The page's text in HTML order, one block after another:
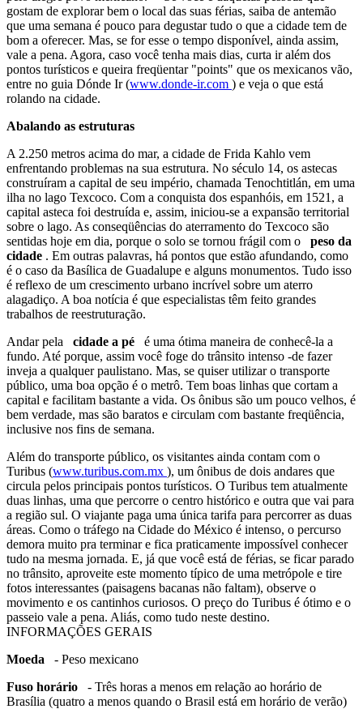
gostam de explorar bem o local das suas férias, saiba de antemão
que uma semana é pouco para degustar tudo o que a cidade tem de
bom a oferecer. Mas, se for esse o tempo disponível, ainda assim,
vale a pena. Agora, caso você tenha mais dias, curta ir além dos
pontos turísticos e queira freqüentar "points" que os mexicanos vão,
entre no guia Dónde Ir (www.donde-ir.com ) e veja o que está
rolando na cidade.
Abalando as estruturas
A 2.250 metros acima do mar, a cidade de Frida Kahlo vem
enfrentando problemas na sua estrutura. No século 14, os astecas
construíram a capital de seu império, chamada Tenochtitlán, em uma
ilha no lago Texcoco. Com a conquista dos espanhóis, em 1521, a
capital asteca foi destruída e, assim, iniciou-se a expansão territorial
sobre o lago. As conseqüências do aterramento do Texcoco são
sentidas hoje em dia, porque o solo se tornou frágil com o peso da
cidade . Em outras palavras, há pontos que estão afundando, como
é o caso da Basílica de Guadalupe e alguns monumentos. Tudo isso
é reflexo de um crescimento urbano incrível sobre um aterro
alagadiço. A boa notícia é que especialistas têm feito grandes
trabalhos de reestruturação.
Andar pela cidade a pé
é uma ótima maneira de conhecê-la a
fundo. Até porque, assim você foge do trânsito intenso -de fazer
inveja a qualquer paulistano. Mas, se quiser utilizar o transporte
público, uma boa opção é o metrô. Tem boas linhas que cortam a
capital e facilitam bastante a vida. Os ônibus são um pouco velhos, é
bem verdade, mas são baratos e circulam com bastante freqüência,
inclusive nos fins de semana.
Além do transporte público, os visitantes ainda contam com o
Turibus (www.turibus.com.mx ), um ônibus de dois andares que
circula pelos principais pontos turísticos. O Turibus tem atualmente
duas linhas, uma que percorre o centro histórico e outra que vai para
a região sul. O viajante paga uma única tarifa para percorrer as duas
áreas. Como o tráfego na Cidade do México é intenso, o percurso
demora muito pra terminar e fica praticamente impossível conhecer
tudo na mesma jornada. E, já que você está de férias, se ficar parado
no trânsito, aproveite este momento típico de uma metrópole e tire
fotos interessantes (paisagens bacanas não faltam), observe o
movimento e os cantinhos curiosos. O preço do Turibus é ótimo e o
passeio vale a pena. Aliás, como tudo neste destino.
INFORMAÇÕES GERAIS
Moeda
- Peso mexicano
Fuso horário
- Três horas a menos em relação ao horário de
Brasília (quatro a menos quando o Brasil está em horário de verão)